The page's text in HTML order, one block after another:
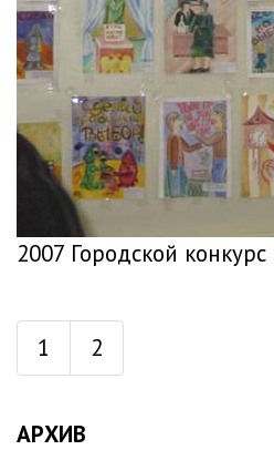
2007 Городской конкурс
1 2
АРХИВ